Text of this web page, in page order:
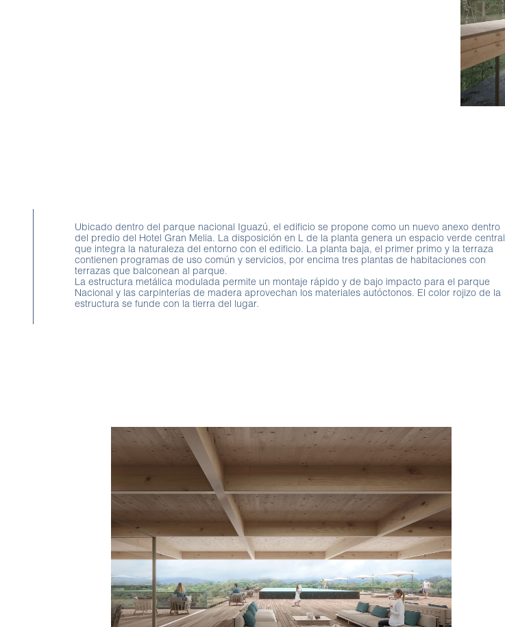
Ubicado dentro del parque nacional Iguazú, el edificio se propone como un nuevo anexo dentro
del predio del Hotel Gran Melia. La disposición en L de la planta genera un espacio verde central
que integra la naturaleza del entorno con el edificio. La planta baja, el primer primo y la terraza
contienen programas de uso común y servicios, por encima tres plantas de habitaciones con
terrazas que balconean al parque.
La estructura metálica modulada permite un montaje rápido y de bajo impacto para el parque
Nacional y las carpinterías de madera aprovechan los materiales autóctonos. El color rojizo de la
estructura se funde con la tierra del lugar.